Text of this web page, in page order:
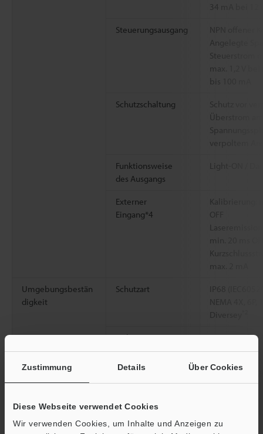
Zustimmung Details Über Cookies
Diese Webseite verwendet Cookies
Wir verwenden Cookies, um Inhalte und Anzeigen zu
34 mA bei 12
Steuerungsausgang
Angelegte
Steuerstrom
max. 1,2 V
bis 100 mA
Schutzschaltung
Schutz vor
Überstrom
verpoltem
Funktionsweise
des Ausgangs
Externer
Eingang*4
Kalibrierung:
OFF
min. 20 ms
max. 2 mA
Umgebungsbestän
digkeit
Schutzart
IP68
Diversey
Isolierwert Min. 20 MΩ
Sonnenlicht:
250 mm*3
500 mm